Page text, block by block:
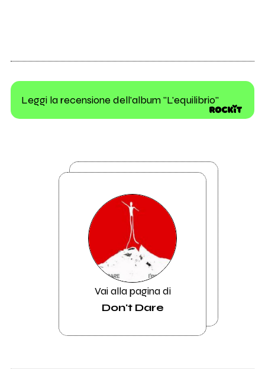
Leggi la recensione dell'album "L'equilibrio"
Vai alla pagina di
Don't Dare